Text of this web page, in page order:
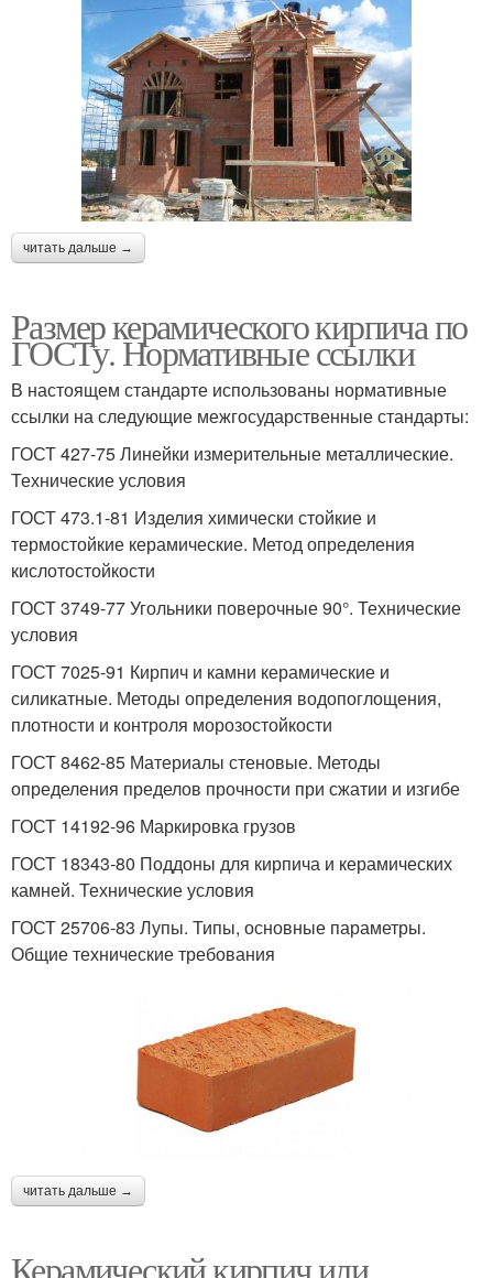
читать дальше →
Размер керамического кирпича по
ГОСТу. Нормативные ссылки
В настоящем стандарте использованы нормативные
ссылки на следующие межгосударственные стандарты:
ГОСТ 427-75 Линейки измерительные металлические.
Технические условия
ГОСТ 473.1-81 Изделия химически стойкие и
термостойкие керамические. Метод определения
кислотостойкости
ГОСТ 3749-77 Угольники поверочные 90°. Технические
условия
ГОСТ 7025-91 Кирпич и камни керамические и
силикатные. Методы определения водопоглощения,
плотности и контроля морозостойкости
ГОСТ 8462-85 Материалы стеновые. Методы
определения пределов прочности при сжатии и изгибе
ГОСТ 14192-96 Маркировка грузов
ГОСТ 18343-80 Поддоны для кирпича и керамических
камней. Технические условия
ГОСТ 25706-83 Лупы. Типы, основные параметры.
Общие технические требования
читать дальше →
Керамический кирпич или